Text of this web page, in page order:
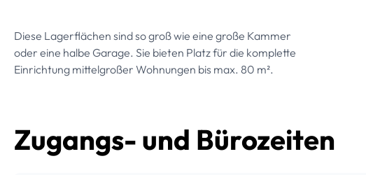
Diese Lagerflächen sind so groß wie eine große Kammer
oder eine halbe Garage. Sie bieten Platz für die komplette
Einrichtung mittelgroßer Wohnungen bis max. 80 m².
Zugangs- und Bürozeiten